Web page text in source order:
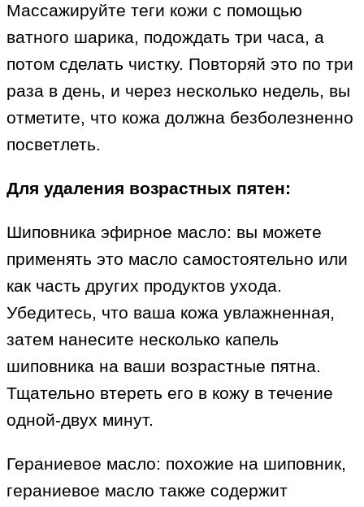
Массажируйте теги кожи с помощью
ватного шарика, подождать три часа, а
потом сделать чистку. Повторяй это по три
раза в день, и через несколько недель, вы
отметите, что кожа должна безболезненно
посветлеть.
Для удаления возрастных пятен:
Шиповника эфирное масло: вы можете
применять это масло самостоятельно или
как часть других продуктов ухода.
Убедитесь, что ваша кожа увлажненная,
затем нанесите несколько капель
шиповника на ваши возрастные пятна.
Тщательно втереть его в кожу в течение
одной-двух минут.
Гераниевое масло: похожие на шиповник,
гераниевое масло также содержит